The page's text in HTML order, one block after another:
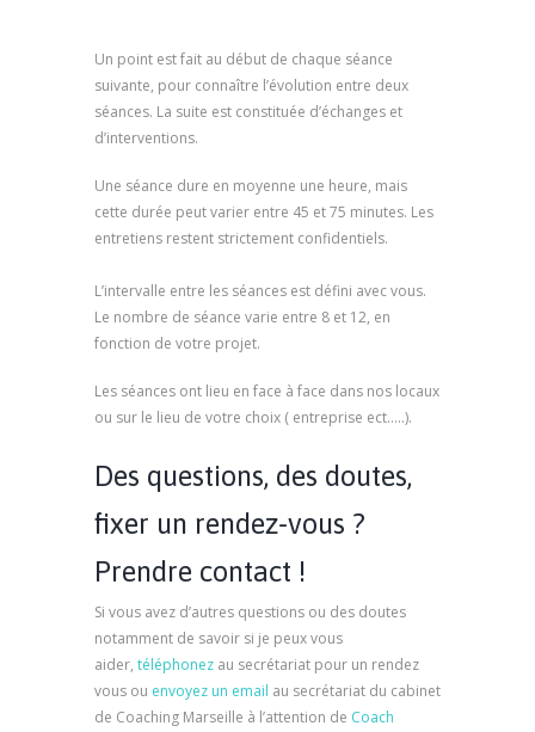
Un point est fait au début de chaque séance
suivante, pour connaître l’évolution entre deux
séances. La suite est constituée d’échanges et
d’interventions.
Une séance dure en moyenne une heure, mais
cette durée peut varier entre 45 et 75 minutes. Les
entretiens restent strictement confidentiels.
L’intervalle entre les séances est défini avec vous.
Le nombre de séance varie entre 8 et 12, en
fonction de votre projet.
Les séances ont lieu en face à face dans nos locaux
ou sur le lieu de votre choix ( entreprise ect…..).
Des questions, des doutes,
fixer un rendez-vous ?
Prendre contact !
Si vous avez d’autres questions ou des doutes
notamment de savoir si je peux vous
aider, téléphonez au secrétariat pour un rendez
vous ou envoyez un email au secrétariat du cabinet
de Coaching Marseille à l’attention de Coach